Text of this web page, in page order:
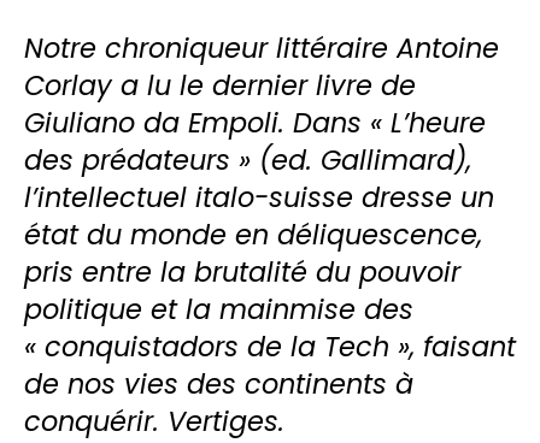
Notre chroniqueur littéraire Antoine
Corlay a lu le dernier livre de
Giuliano da Empoli. Dans « L’heure
des prédateurs » (ed. Gallimard),
l’intellectuel italo-suisse dresse un
état du monde en déliquescence,
pris entre la brutalité du pouvoir
politique et la mainmise des
« conquistadors de la Tech », faisant
de nos vies des continents à
conquérir. Vertiges.